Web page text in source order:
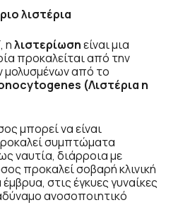
λιστέρια
ηλιστερίωσηείναι μια
προκαλείται από την
από το
(Λιστέρια η
μπορεί να είναι
συμπτώματα
ναυτία, διάρροια με
προκαλεί σοβαρή κλινική
στις έγκυες γυναίκες
ανοσοποιητικό